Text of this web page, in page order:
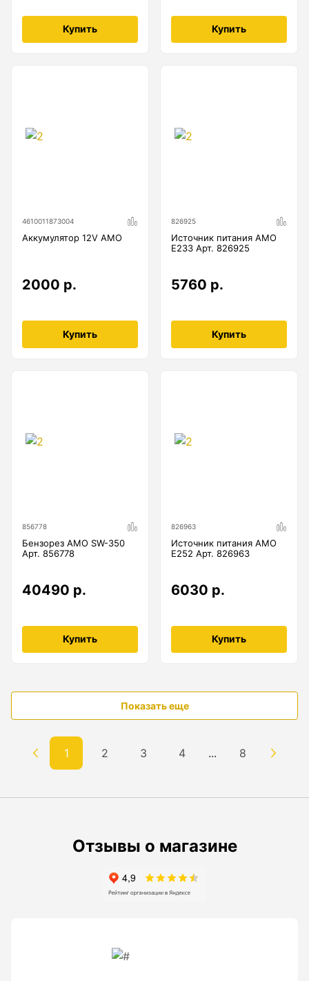
Купить Купить
4610011873004
Аккумулятор 12V AMO
2000 р.
Купить
826925
Источник питания AMO
E233 Арт. 826925
5760 р.
Купить
856778
Бензорез AMO SW-350
Арт. 856778
40490 р.
Купить
826963
Источник питания AMO
E252 Арт. 826963
6030 р.
Купить
Показать еще
1 2 3 4 ... 8
Отзывы о магазине